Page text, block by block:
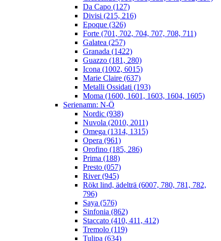
Da Capo (127)
Divisi (215, 216)
Epoque (326)
Forte (701, 702, 704, 707, 708, 711)
Galatea (257)
Granada (1422)
Guazzo (181, 280)
Icona (1002, 6015)
Marie Claire (637)
Metalli Ossidati (193)
Moma (1600, 1601, 1603, 1604, 1605)
Serienamn: N-Ö
Nordic (938)
Nuvola (2010, 2011)
Omega (1314, 1315)
Opera (961)
Orofino (185, 286)
Prima (188)
Presto (057)
River (945)
Rökt lind, ädelträ (6007, 780, 781, 782,
796)
Saya (576)
Sinfonia (862)
Staccato (410, 411, 412)
Tremolo (119)
Tulipa (634)